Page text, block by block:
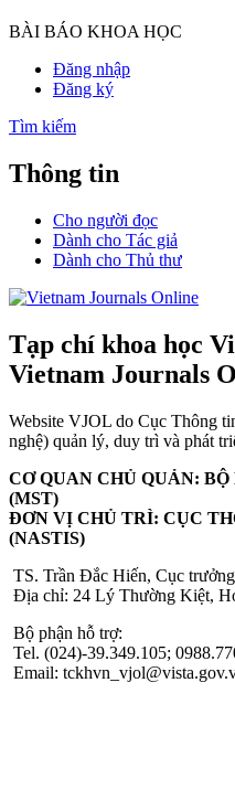
BÀI BÁO KHOA HỌC
Đăng nhập
Đăng ký
Tìm kiếm
Thông tin
Cho người đọc
Dành cho Tác giả
Dành cho Thủ thư
Tạp chí khoa học
Vietnam Journals
Website VJOL do Cục Thông
nghệ) quản lý, duy trì và phát
CƠ QUAN CHỦ QUẢN:
(MST)
ĐƠN VỊ CHỦ TRÌ: CỤC
(NASTIS)
TS. Trần Đắc Hiến, Cục
Địa chỉ: 24 Lý Thường Kiệt,
Bộ phận hỗ trợ:
Tel. (024)-39.349.105;
Email: